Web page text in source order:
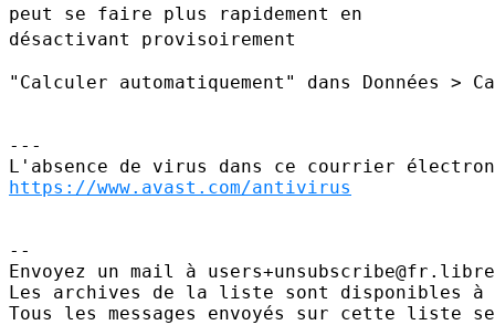
peut se faire plus rapidement en
désactivant provisoirement
"Calculer automatiquement" dans Données >
---
https://www.avast.com/antivirus
--
Envoyez un mail à
Les archives de la liste sont disponibles à
Tous les messages envoyés sur cette liste